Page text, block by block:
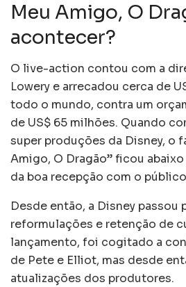
Meu Amigo, O
acontecer?
O live-action contou com a
Lowery e arrecadou cerca de
todo o mundo, contra um
de US$ 65 milhões. Quando
super produções da Disney, o
Amigo, O Dragão” ficou
da boa recepção com o
Desde então, a Disney passou
reformulações e retenção de
lançamento, foi cogitado a
de Pete e Elliot, mas desde
atualizações dos produtores.